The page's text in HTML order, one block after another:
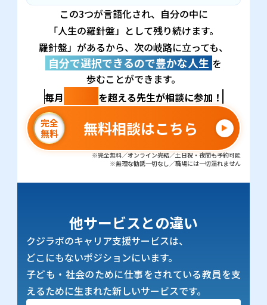
この3つが言語化され、自分の中に
「人生の羅針盤」として残り続けます。
羅針盤」があるから、次の岐路に立っても、
自分で選択できるので豊かな人生 を
歩むことができます。
毎月
を超える先生が相談に参加！
完全
無料
無料相談はこちら
※完全無料／オンライン完結／土日祝・夜間も予約可能
※無理な勧誘一切なし／職場には一切漏れません
他サービスとの違い
クジラボのキャリア支援サービスは、
どこにもないポジションにいます。
子ども・社会のために仕事をされている教員を支
えるために生まれた新しいサービスです。